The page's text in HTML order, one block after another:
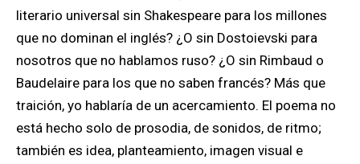
literario universal sin Shakespeare para los millones
que no dominan el inglés? ¿O sin Dostoievski para
nosotros que no hablamos ruso? ¿O sin Rimbaud o
Baudelaire para los que no saben francés? Más que
traición, yo hablaría de un acercamiento. El poema no
está hecho solo de prosodia, de sonidos, de ritmo;
también es idea, planteamiento, imagen visual e